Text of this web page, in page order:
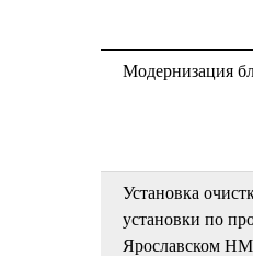
Модернизация
Установка
установки по
Ярославском